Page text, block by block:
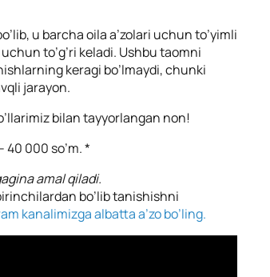
u barcha oila a’zolari uchun to’yimli
to’g’ri keladi. Ushbu taomni
keragi bo’lmaydi, chunki
jarayon.
bilan tayyorlangan non!
000 so’m. *
amal qiladi.
bo’lib tanishishni
kanalimizga albatta a’zo bo’ling.